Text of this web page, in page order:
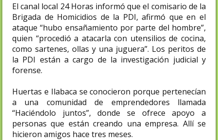
El canal local 24 Horas informó que el comisario de la
Brigada de Homicidios de la PDI, afirmó que en el
ataque “hubo ensañamiento por parte del hombre”,
quien “procedió a atacarla con utensilios de cocina,
como sartenes, ollas y una juguera”. Los peritos de
la PDI están a cargo de la investigación judicial y
forense.
Huertas e Ilabaca se conocieron porque pertenecían
a una comunidad de emprendedores llamada
“Haciéndolo juntos”, donde se ofrece apoyo a
personas que están creando una empresa. Allí se
hicieron amigos hace tres meses.